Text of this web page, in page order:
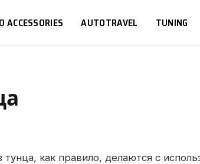
ACCESSORIES AUTOTRAVEL TUNING
тунца, как правило, делаются с